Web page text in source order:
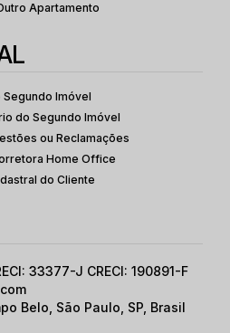
Apartamento
Segundo Imóvel
do Segundo Imóvel
ou Reclamações
Home Office
do Cliente
33377-J CRECI: 190891-F
Belo, São Paulo, SP, Brasil